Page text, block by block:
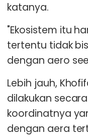
katanya.
"Ekosistem itu
tertentu tidak
dengan aero
Lebih jauh,
dilakukan
koordinatnya
dengan aera